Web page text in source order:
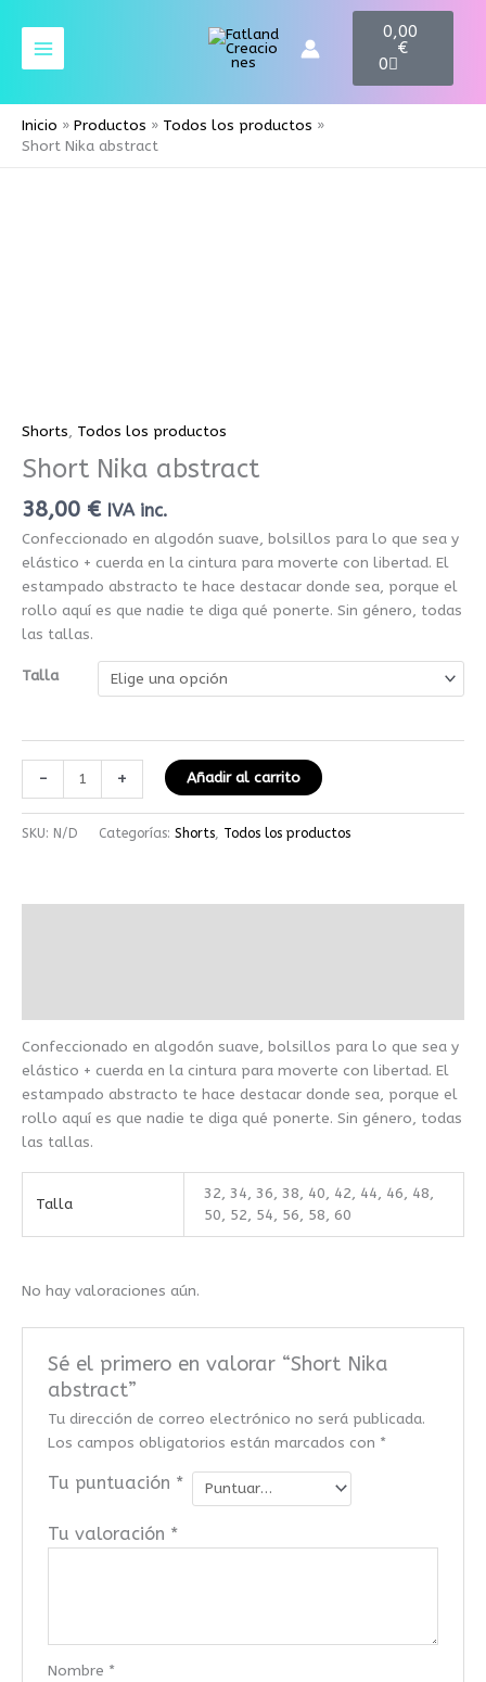
contenido
0,00
€
0
C
a
t
Inicio Productos
Todos los productos
Short Nika abstract
Shorts, Todos los productos
Short Nika abstract
38,00 € IVA inc.
Confeccionado en algodón suave, bolsillos para lo que sea y
elástico + cuerda en la cintura para moverte con libertad. El
estampado abstracto te hace destacar donde sea, porque el
rollo aquí es que nadie te diga qué ponerte. Sin género, todas
las tallas.
Talla
- + Añadir al carrito
SKU: N/D Categorías: Shorts Todos los productos
Confeccionado en algodón suave, bolsillos para lo que sea y
elástico + cuerda en la cintura para moverte con libertad. El
estampado abstracto te hace destacar donde sea, porque el
rollo aquí es que nadie te diga qué ponerte. Sin género, todas
las tallas.
Talla
32, 34, 36, 38, 40, 42, 44, 46, 48,
50, 52, 54, 56, 58, 60
No hay valoraciones aún.
Sé el primero en valorar “Short Nika
abstract”
Tu dirección de correo electrónico no será publicada.
Los campos obligatorios están marcados con *
Tu puntuación *
Tu valoración *
Nombre *